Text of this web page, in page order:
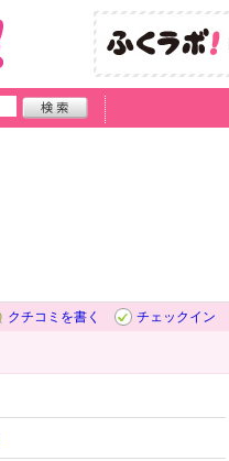
クチコミを書く
チェックイン